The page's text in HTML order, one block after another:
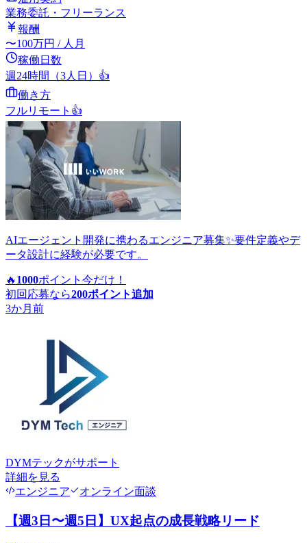
業務委託・フリーランス
報酬
〜100万円 / 人月
稼働日数
週24時間（3人日） 👍
働き方
フルリモート 👍
AIエージェント開発に携わるエンジニア募集✨要件定義やデ
ータ設計に経験が必要です。
🔥 1000ポイント 今だけ！
初回応募なら200ポイント追加
3か月前
DYMテックがサポート
詳細を見る
エンジニア
オンライン面談
【週3日〜週5日】UX起点の成長戦略リード